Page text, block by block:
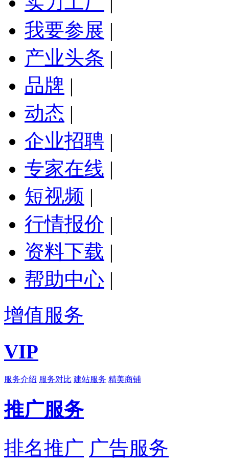
我要参展 |
产业头条 |
品牌 |
动态 |
企业招聘 |
专家在线 |
短视频 |
行情报价 |
资料下载 |
帮助中心 |
增值服务
VIP
服务介绍 服务对比 建站服务 精美商铺
推广服务
排名推广 广告服务